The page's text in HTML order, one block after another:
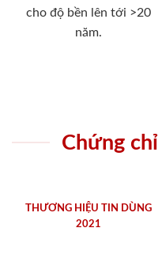
cho độ bền lên tới >20
năm.
Chứng
THƯƠNG HIỆU TIN DÙNG
2021